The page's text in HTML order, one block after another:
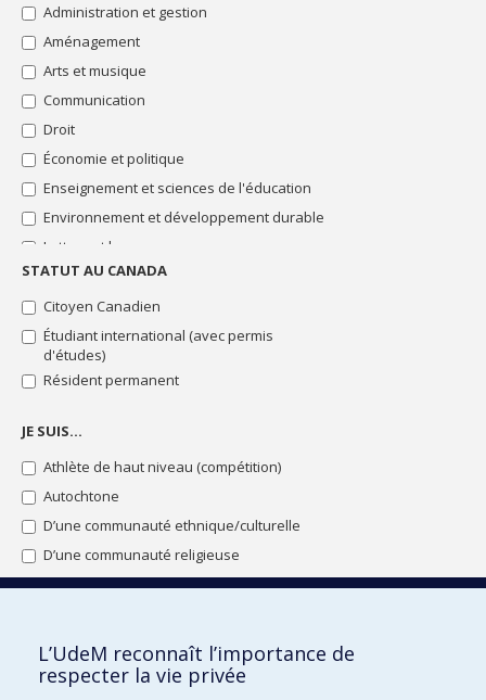
Bourses
"Soutien
financier"
Bourses
"Stage"
Bourses
particulière"
Toutes
bourses
Administration et gestion
Aménagement
Arts et musique
Communication
Droit
Économie et politique
Enseignement et sciences de l'éducation
Environnement et développement durable
Lettres et langues
Sciences de la santé
Sciences de la vie
Sciences humaines
Sciences pures et sciences appliquées
Sciences sociales
communications
Théologie et sciences des religions
STATUT AU CANADA
Citoyen Canadien
Étudiant international (avec permis
d'études)
Résident permanent
JE SUIS…
Athlète de haut niveau (compétition)
Autochtone
D’une communauté ethnique/culturelle
D’une communauté religieuse
De la communauté LGBTQ+
En situation de handicap
En situation familiale particulière
L’UdeM reconnaît l’importance de
respecter la vie privée